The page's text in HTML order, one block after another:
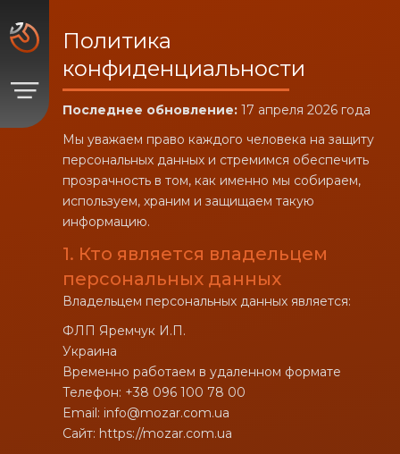
Политика
конфиденциальности
Последнее обновление: 17 апреля 2026 года
Мы уважаем право каждого человека на защиту
персональных данных и стремимся обеспечить
прозрачность в том, как именно мы собираем,
используем, храним и защищаем такую
информацию.
1. Кто является владельцем
персональных данных
Владельцем персональных данных является:
ФЛП Яремчук И.П.
Украина
Временно работаем в удаленном формате
Телефон: +38 096 100 78 00
Email: info@mozar.com.ua
Сайт: https://mozar.com.ua